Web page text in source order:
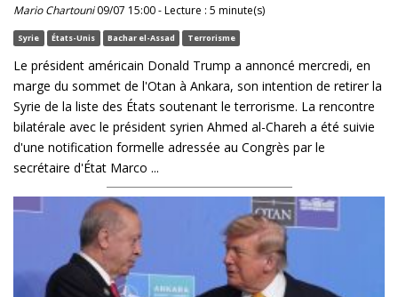
Mario Chartouni09/07 15:00 - Lecture : 5 minute(s)
Syrie États-Unis Bachar el-Assad Terrorisme
Le président américain Donald Trump a annoncé mercredi, en
marge du sommet de l'Otan à Ankara, son intention de retirer la
Syrie de la liste des États soutenant le terrorisme. La rencontre
bilatérale avec le président syrien Ahmed al-Chareh a été suivie
d'une notification formelle adressée au Congrès par le
secrétaire d'État Marco ...